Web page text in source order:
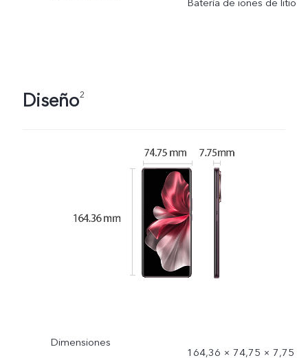
Batería de iones de litio
Diseño2
Dimensiones
164,36 × 74,75 × 7,75